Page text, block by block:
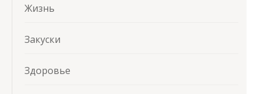
Жизнь
Закуски
Здоровье